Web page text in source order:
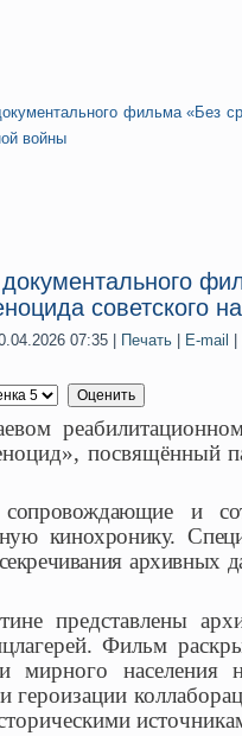
фильма «Без
войны
документального
советского
07:35 Печать E-mail
посвящённый
и
кинохронику.
представлены
Фильм
мирного населения
героизации